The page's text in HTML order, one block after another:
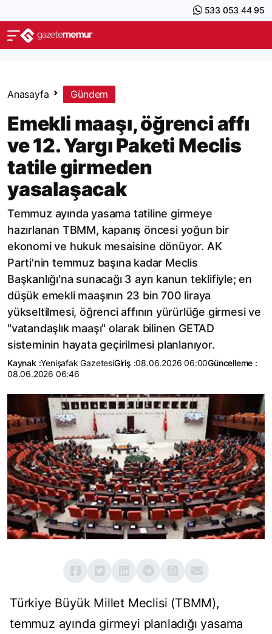
533 053 44 95
Anasayfa Gündem
Emekli maaşı, öğrenci affı
ve 12. Yargı Paketi Meclis
tatile girmeden
yasalaşacak
Temmuz ayında yasama tatiline girmeye
hazırlanan TBMM, kapanış öncesi yoğun bir
ekonomi ve hukuk mesaisine dönüyor. AK
Parti'nin temmuz başına kadar Meclis
Başkanlığı'na sunacağı 3 ayrı kanun teklifiyle; en
düşük emekli maaşının 23 bin 700 liraya
yükseltilmesi, öğrenci affının yürürlüğe girmesi ve
"vatandaşlık maaşı" olarak bilinen GETAD
sisteminin hayata geçirilmesi planlanıyor.
Kaynak :Yenişafak GazetesiGiriş :08.06.2026 06:00Güncelleme :
08.06.2026 06:46
Türkiye Büyük Millet Meclisi (TBMM),
temmuz ayında girmeyi planladığı yasama